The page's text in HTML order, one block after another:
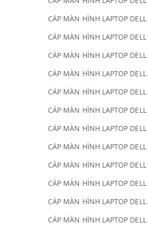
CÁP MÀN HÌNH LAPTOP DELL
CÁP MÀN HÌNH LAPTOP DELL
CÁP MÀN HÌNH LAPTOP DELL
CÁP MÀN HÌNH LAPTOP DELL
CÁP MÀN HÌNH LAPTOP DELL
CÁP MÀN HÌNH LAPTOP DELL
CÁP MÀN HÌNH LAPTOP DELL
CÁP MÀN HÌNH LAPTOP DELL
CÁP MÀN HÌNH LAPTOP DELL
CÁP MÀN HÌNH LAPTOP DELL
CÁP MÀN HÌNH LAPTOP DELL
CÁP MÀN HÌNH LAPTOP DELL